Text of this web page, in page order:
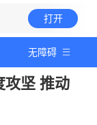
打开
无障碍
攻坚 推动